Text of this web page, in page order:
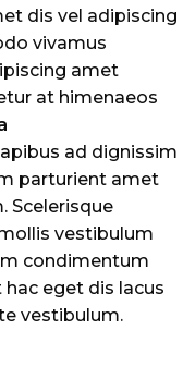
dis vel adipiscing
vivamus
amet
at himenaeos
ad dignissim
parturient amet
Scelerisque
vestibulum
condimentum
eget dis lacus
vestibulum.